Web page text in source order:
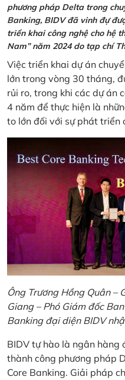
phương pháp Delta trong
Banking, BIDV đã vinh đự
triển khai công nghệ cho hệ
Nam” năm 2024 do tạp chí
Việc triển khai dự án
lớn trong vòng 30 tháng,
rủi ro, trong khi các dự án
4 năm để thực hiện là
to lớn đối với sự phát triển
Ông Trương Hồng Quân –
Giang – Phó Giám đốc
Banking đại diện BIDV
BIDV tự hào là ngân
thành công phương pháp
Core Banking. Giải pháp